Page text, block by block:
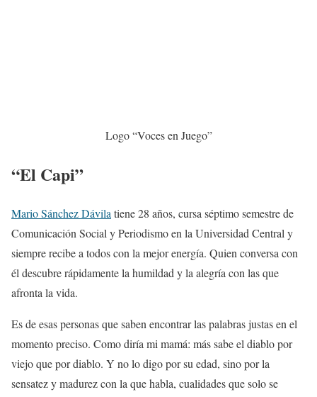
Logo “Voces en Juego”
“El Capi”
Mario Sánchez Dávila tiene 28 años, cursa séptimo semestre de
Comunicación Social y Periodismo en la Universidad Central y
siempre recibe a todos con la mejor energía. Quien conversa con
él descubre rápidamente la humildad y la alegría con las que
afronta la vida.
Es de esas personas que saben encontrar las palabras justas en el
momento preciso. Como diría mi mamá: más sabe el diablo por
viejo que por diablo. Y no lo digo por su edad, sino por la
sensatez y madurez con la que habla, cualidades que solo se